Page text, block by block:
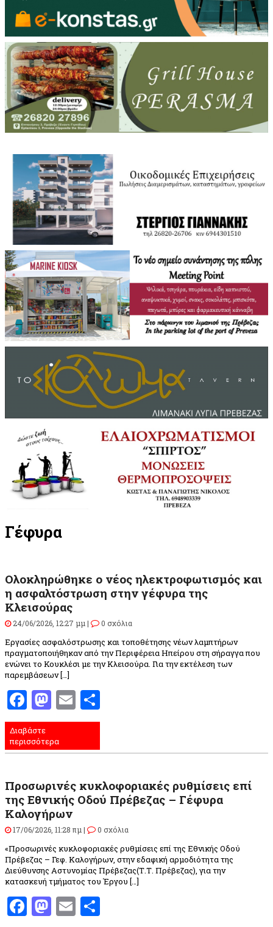
Γέφυρα
Ολοκληρώθηκε ο νέος ηλεκτροφωτισμός και
η ασφαλτόστρωση στην γέφυρα της
Κλεισούρας
24/06/2026, 12:27 μμ | 0 σχόλια
Εργασίες ασφαλόστρωσης και τοποθέτησης νέων λαμπτήρων
πραγματοποιήθηκαν από την Περιφέρεια Ηπείρου στη σήραγγα που
ενώνει το Κουκλέσι με την Κλεισούρα. Για την εκτέλεση των
παρεμβάσεων […]
Facebook
Mastodon
Email
Διαβάστε
περισσότερα
Προσωρινές κυκλοφοριακές ρυθμίσεις επί
της Εθνικής Οδού Πρέβεζας – Γέφυρα
Καλογήρων
17/06/2026, 11:28 πμ | 0 σχόλια
«Προσωρινές κυκλοφοριακές ρυθμίσεις επί της Εθνικής Οδού
Πρέβεζας – Γεφ. Καλογήρων, στην εδαφική αρμοδιότητα της
Διεύθυνσης Αστυνομίας Πρέβεζας(Τ.Τ. Πρέβεζας), για την
κατασκευή τμήματος του Έργου […]
Facebook
Mastodon
Email